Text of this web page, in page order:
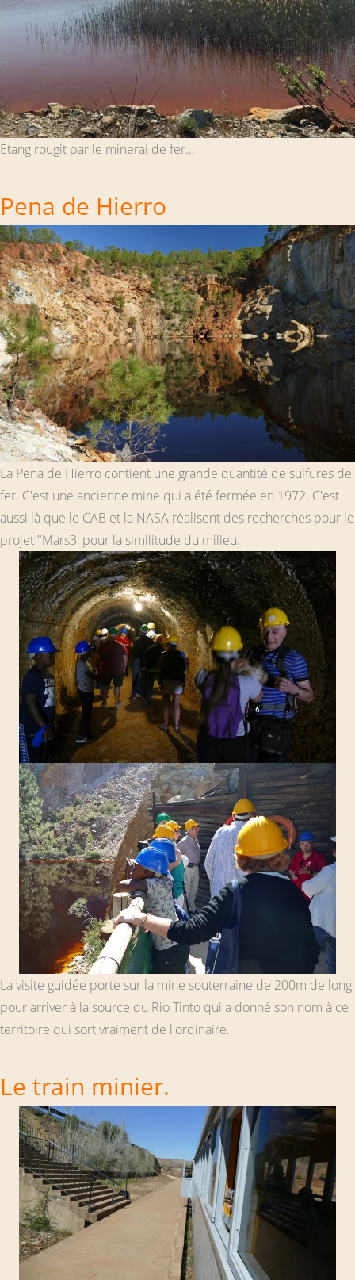
Etang rougit par le minerai de fer...
Pena de Hierro
La Pena de Hierro contient une grande quantité de sulfures de
fer. C'est une ancienne mine qui a été fermée en 1972. C'est
aussi là que le CAB et la NASA réalisent des recherches pour le
projet "Mars3, pour la similitude du milieu.
La visite guidée porte sur la mine souterraine de 200m de long
pour arriver à la source du Rio Tinto qui a donné son nom à ce
territoire qui sort vraiment de l'ordinaire.
Le train minier.